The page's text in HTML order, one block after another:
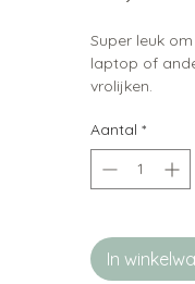
Super leuk
laptop of
vrolijken.
Aantal *
In